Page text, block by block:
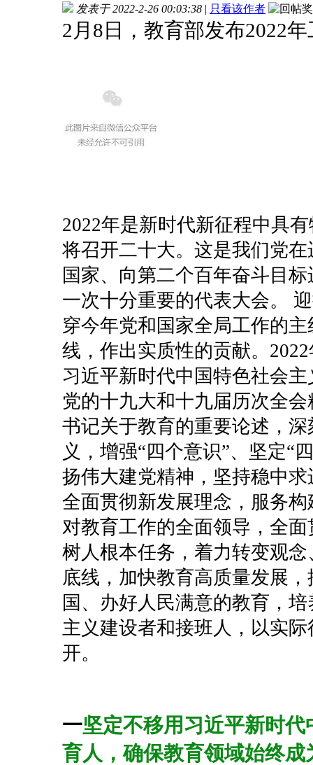
发表于 2022-2-26 00:03:38 | 只看该作者
2月8日，教育部发布2022
2022年是新时代新征程中具
将召开二十大。这是我们党
国家、向第二个百年奋斗目
一次十分重要的代表大会。
穿今年党和国家全局工作的
线，作出实质性的贡献。
习近平新时代中国特色社会
党的十九大和十九届历次全
书记关于教育的重要论述，
义，增强“四个意识”、坚定“
扬伟大建党精神，坚持稳中
全面贯彻新发展理念，服务
对教育工作的全面领导，全
树人根本任务，着力转变观
底线，加快教育高质量发展
国、办好人民满意的教育，
主义建设者和接班人，以实
开。
一坚定不移用习近平新时
育人，确保教育领域始终